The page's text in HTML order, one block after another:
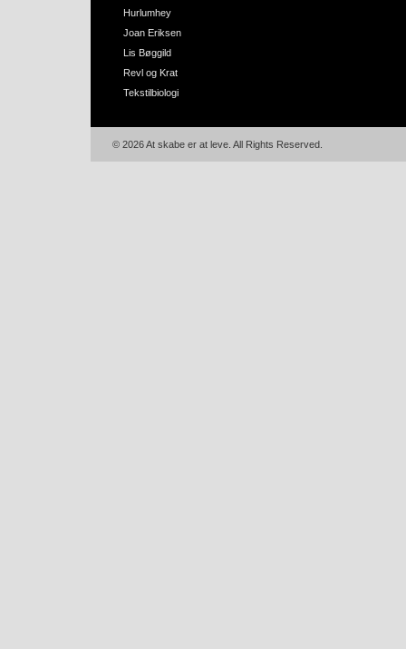
Hurlumhey
Joan Eriksen
Lis Bøggild
Revl og Krat
Tekstilbiologi
© 2026 At skabe er at leve. All Rights Reserved.